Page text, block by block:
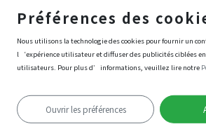
Conditions générales d'utilisation
Politique de protection des données et de
Préférences des cookies
Copyright © 2025 Popworld Inc. All Rights
Français
Préférences des
Nous utilisons la technologie des cookies pour fournir un
l‘expérience utilisateur et diffuser des publicités ciblées
utilisateurs. Pour plus d’informations, veuillez lire notre
Ouvrir les préférences